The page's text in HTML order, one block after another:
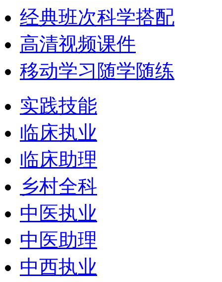
经典班次科学搭配
高清视频课件
移动学习随学随练
实践技能
临床执业
临床助理
乡村全科
中医执业
中医助理
中西执业